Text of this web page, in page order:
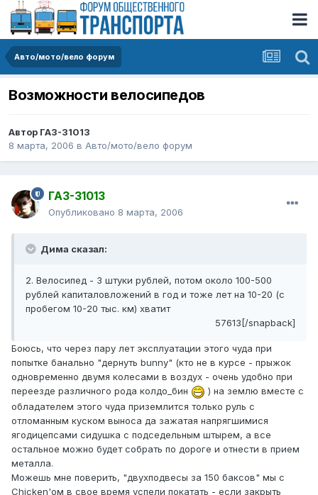
Авто/мото/вело форум
Возможности велосипедов
Автор ГАЗ-31013
8 марта, 2006 в Авто/мото/вело форум
ГАЗ-31013
Опубликовано 8 марта, 2006
Дима сказал:
2. Велосипед - 3 штуки рублей, потом около 100-500
рублей капиталовложений в год и тоже лет на 10-20 (с
пробегом 10-20 тыс. км) хватит
57613[/snapback]
Боюсь, что через пару лет эксплуатации этого чуда при
попытке банально "дернуть bunny" (кто не в курсе - прыжок
одновременно двумя колесами в воздух - очень удобно при
переезде различного рода колдо_бин
) на землю вместе с
обладателем этого чуда приземлится только руль с
отломанным куском выноса да зажатая напрягшимися
ягодицепсами сидушка с подседельным штырем, а все
остальное можно будет собрать по дороге и отнести в прием
металла.
Можешь мне поверить, "двухподвесы за 150 баксов" мы с
Chicken'ом в свое время успели покатать - если закрыть